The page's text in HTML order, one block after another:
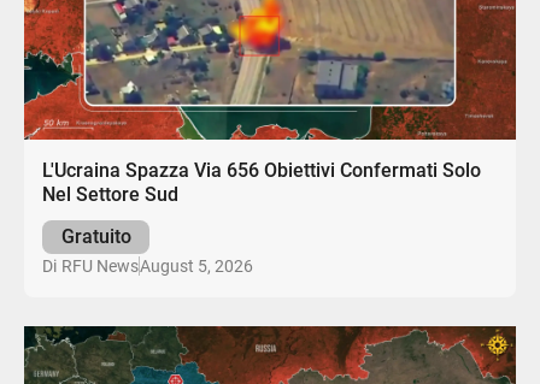
L'Ucraina Spazza Via 656 Obiettivi Confermati Solo
Nel Settore Sud
Gratuito
Di RFU NewsAugust 5, 2026